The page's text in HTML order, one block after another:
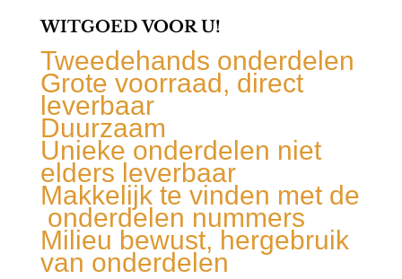
WITGOED VOOR U!
Tweedehands onderdelen
Grote voorraad, direct
leverbaar
Duurzaam
Unieke onderdelen niet
elders leverbaar
Makkelijk te vinden met de
onderdelen nummers
Milieu bewust, hergebruik
van onderdelen